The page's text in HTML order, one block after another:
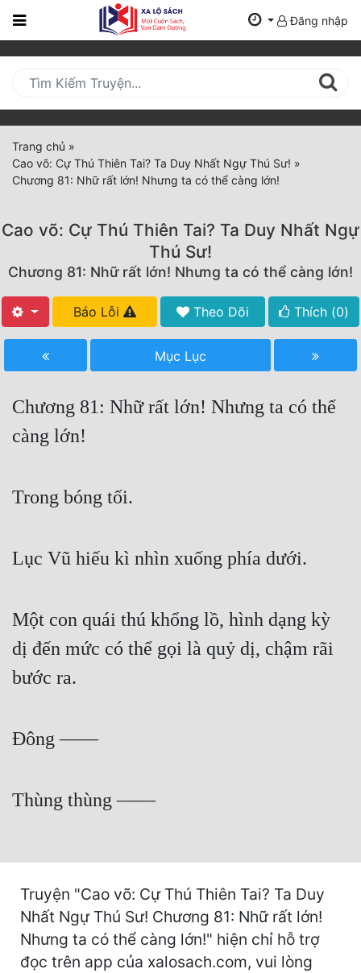
Trang
Mới
Cập
Nhật
(current)
BXH
Truyện Mới Ra
Hoàn Thành
Hậu Cung
Truyện Convert
Cạnh Kỹ
Cổ Đại
Dã Sử
Dị Năng
Gia Đấu
Góc Nhìn Nam
Góc Nhìn Nữ
Đăng nhập
Trang chủ »
Cao võ: Cự Thú Thiên Tai? Ta Duy Nhất Ngự Thú Sư! »
Chương 81: Nhữ rất lớn! Nhưng ta có thể càng lớn!
Cao võ: Cự Thú Thiên Tai? Ta Duy Nhất Ngự
Thú Sư!
Chương 81: Nhữ rất lớn! Nhưng ta có thể càng lớn!
Báo Lỗi Theo Dõi Thích (0)
Mục Lục
Chương 81: Nhữ rất lớn! Nhưng ta có thể
càng lớn!
Trong bóng tối.
Lục Vũ hiếu kì nhìn xuống phía dưới.
Một con quái thú khổng lồ, hình dạng kỳ
dị đến mức có thể gọi là quỷ dị, chậm rãi
bước ra.
Đông ——
Thùng thùng ——
Truyện "Cao võ: Cự Thú Thiên Tai? Ta Duy
Nhất Ngự Thú Sư! Chương 81: Nhữ rất lớn!
Nhưng ta có thể càng lớn!" hiện chỉ hỗ trợ
đọc trên app của xalosach.com, vui lòng